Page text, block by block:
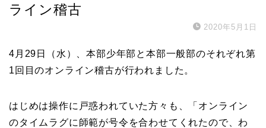
ライン稽古
2020年5月1日
4月29日（水）、本部少年部と本部一般部のそれぞれ第
1回目のオンライン稽古が行われました。
はじめは操作に戸惑われていた方々も、「オンライン
のタイムラグに師範が号令を合わせてくれたので、わ